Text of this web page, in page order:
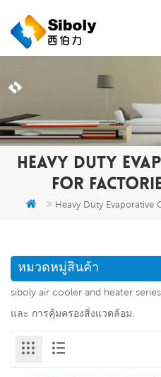
HEAVY DUTY
FOR
Heavy Duty Evaporative
หมวดหมู่สินค้า
siboly air cooler and heater
และ การคุ้มครองสิ่งแวดล้อม.